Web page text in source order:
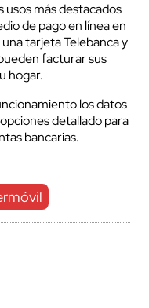
usos más destacados
de pago en línea en
tarjeta Telebanca y
facturar sus
hogar.
los datos
detallado para
bancarias.